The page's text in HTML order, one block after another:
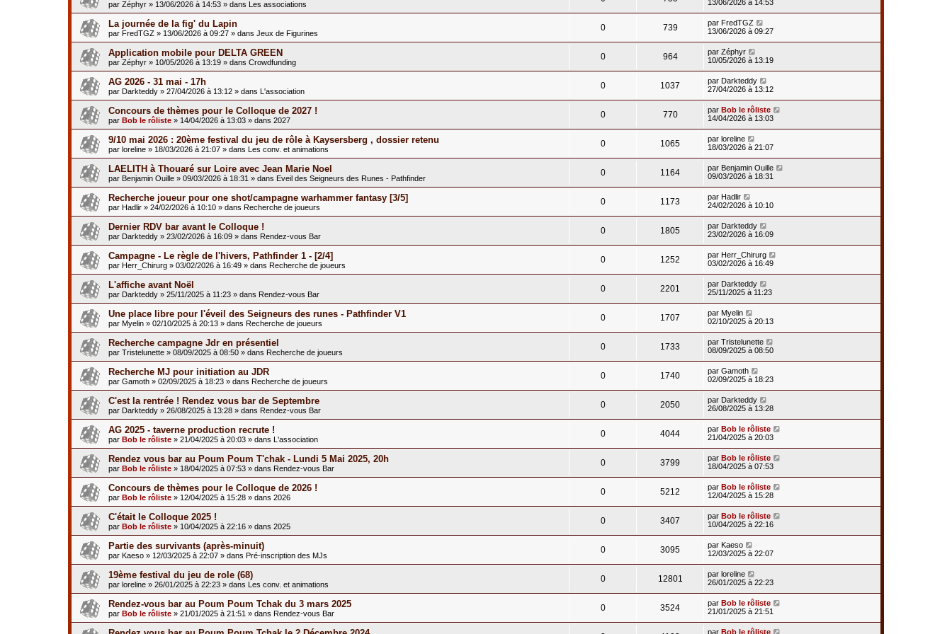
par Zéphyr » 13/06/2026 à 14:53 » dans Les associations
13/06/2026 à 14:53
La journée de la fig' du Lapin
par FredTGZ » 13/06/2026 à 09:27 » dans Jeux de Figurines
0 739 par FredTGZ
13/06/2026 à 09:27
Application mobile pour DELTA GREEN
par Zéphyr » 10/05/2026 à 13:19 » dans Crowdfunding
0 964 par Zéphyr
10/05/2026 à 13:19
AG 2026 - 31 mai - 17h
par Darkteddy » 27/04/2026 à 13:12 » dans L'association
0 1037 par Darkteddy
27/04/2026 à 13:12
Concours de thèmes pour le Colloque de 2027 !
par Bob le rôliste » 14/04/2026 à 13:03 » dans 2027
0 770 par Bob le rôliste
14/04/2026 à 13:03
9/10 mai 2026 : 20ème festival du jeu de rôle à Kaysersberg , dossier retenu
par loreline » 18/03/2026 à 21:07 » dans Les conv. et animations
0 1065 par loreline
18/03/2026 à 21:07
LAELITH à Thouaré sur Loire avec Jean Marie Noel
par Benjamin Ouille » 09/03/2026 à 18:31 » dans Eveil des Seigneurs des Runes - Pathfinder
0 1164 par Benjamin Ouille
09/03/2026 à 18:31
Recherche joueur pour one shot/campagne warhammer fantasy [3/5]
par Hadlir » 24/02/2026 à 10:10 » dans Recherche de joueurs
0 1173 par Hadlir
24/02/2026 à 10:10
Dernier RDV bar avant le Colloque !
par Darkteddy » 23/02/2026 à 16:09 » dans Rendez-vous Bar
0 1805 par Darkteddy
23/02/2026 à 16:09
Campagne - Le règle de l'hivers, Pathfinder 1 - [2/4]
par Herr_Chirurg » 03/02/2026 à 16:49 » dans Recherche de joueurs
0 1252 par Herr_Chirurg
03/02/2026 à 16:49
L'affiche avant Noël
par Darkteddy » 25/11/2025 à 11:23 » dans Rendez-vous Bar
0 2201 par Darkteddy
25/11/2025 à 11:23
Une place libre pour l'éveil des Seigneurs des runes - Pathfinder V1
par Myelin » 02/10/2025 à 20:13 » dans Recherche de joueurs
0 1707 par Myelin
02/10/2025 à 20:13
Recherche campagne Jdr en présentiel
par Tristelunette » 08/09/2025 à 08:50 » dans Recherche de joueurs
0 1733 par Tristelunette
08/09/2025 à 08:50
Recherche MJ pour initiation au JDR
par Gamoth » 02/09/2025 à 18:23 » dans Recherche de joueurs
0 1740 par Gamoth
02/09/2025 à 18:23
C'est la rentrée ! Rendez vous bar de Septembre
par Darkteddy » 26/08/2025 à 13:28 » dans Rendez-vous Bar
0 2050 par Darkteddy
26/08/2025 à 13:28
AG 2025 - taverne production recrute !
par Bob le rôliste » 21/04/2025 à 20:03 » dans L'association
0 4044 par Bob le rôliste
21/04/2025 à 20:03
Rendez vous bar au Poum Poum T'chak - Lundi 5 Mai 2025, 20h
par Bob le rôliste » 18/04/2025 à 07:53 » dans Rendez-vous Bar
0 3799 par Bob le rôliste
18/04/2025 à 07:53
Concours de thèmes pour le Colloque de 2026 !
par Bob le rôliste » 12/04/2025 à 15:28 » dans 2026
0 5212 par Bob le rôliste
12/04/2025 à 15:28
C'était le Colloque 2025 !
par Bob le rôliste » 10/04/2025 à 22:16 » dans 2025
0 3407 par Bob le rôliste
10/04/2025 à 22:16
Partie des survivants (après-minuit)
par Kaeso » 12/03/2025 à 22:07 » dans Pré-inscription des MJs
0 3095 par Kaeso
12/03/2025 à 22:07
19ème festival du jeu de role (68)
par loreline » 26/01/2025 à 22:23 » dans Les conv. et animations
0 12801 par loreline
26/01/2025 à 22:23
Rendez-vous bar au Poum Poum Tchak du 3 mars 2025
par Bob le rôliste » 21/01/2025 à 21:51 » dans Rendez-vous Bar
0 3524 par Bob le rôliste
21/01/2025 à 21:51
par Bob le rôliste